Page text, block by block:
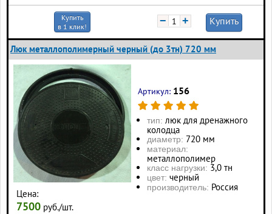
Купить
в 1 клик!
− + Купить
Люк металлополимерный черный (до 3тн) 720 мм
Цена:
7500 руб./шт.
Артикул: 156
тип: люк для дренажного
колодца
диаметр: 720 мм
материал:
металлополимер
класс нагрузки: 3,0 тн
цвет: черный
производитель: Россия